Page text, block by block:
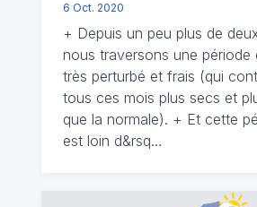
6 Oct. 2020
+ Depuis un peu plus de
nous traversons une période
très perturbé et frais (qui
tous ces mois plus secs et
que la normale). + Et cette
est loin d&rsq…